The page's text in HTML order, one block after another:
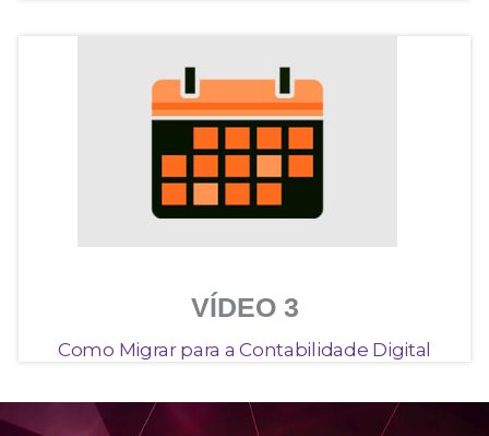
VÍDEO 3
Como Migrar para a Contabilidade Digital